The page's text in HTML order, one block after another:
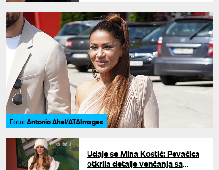
Foto: Antonio Ahel/ATAImages
Udaje se Mina Kostić: Pevačica
otkrila detalje venčanja sa